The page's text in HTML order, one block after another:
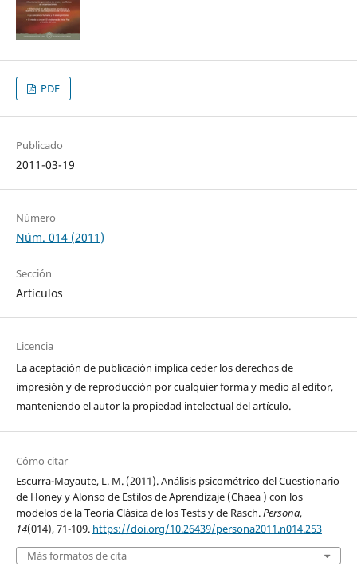
PDF
Publicado
2011-03-19
Número
Núm. 014 (2011)
Sección
Artículos
Licencia
La aceptación de publicación implica ceder los derechos de
impresión y de reproducción por cualquier forma y medio al editor,
manteniendo el autor la propiedad intelectual del artículo.
Cómo citar
Escurra-Mayaute, L. M. (2011). Análisis psicométrico del Cuestionario
de Honey y Alonso de Estilos de Aprendizaje (Chaea ) con los
modelos de la Teoría Clásica de los Tests y de Rasch.Persona,
14(014), 71-109. https://doi.org/10.26439/persona2011.n014.253
Más formatos de cita